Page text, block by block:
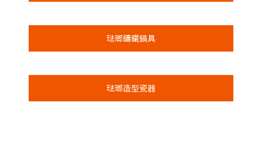
琺瑯鑄鐵鍋具
琺瑯造型瓷器